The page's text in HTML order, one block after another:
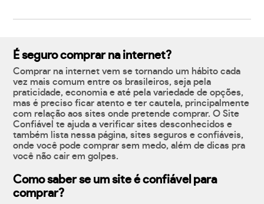
É seguro comprar na internet?
Comprar na internet vem se tornando um hábito cada
vez mais comum entre os brasileiros, seja pela
praticidade, economia e até pela variedade de opções,
mas é preciso ficar atento e ter cautela, principalmente
com relação aos sites onde pretende comprar. O Site
Confiável te ajuda a verificar sites desconhecidos e
também lista nessa página, sites seguros e confiáveis,
onde você pode comprar sem medo, além de dicas pra
você não cair em golpes.
Como saber se um site é confiável para
comprar?